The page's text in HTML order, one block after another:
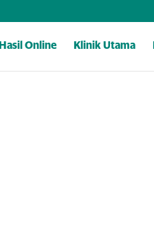
Hasil Online Klinik Utama